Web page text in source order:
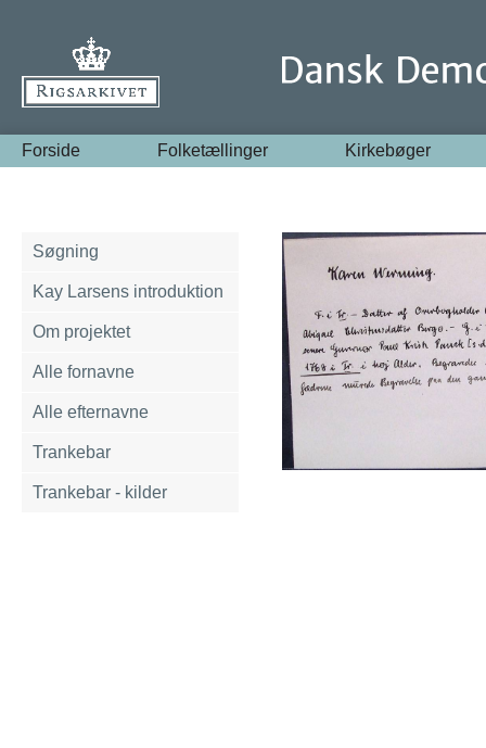
Forside Folketællinger Kirkebøger
Søgning
Kay Larsens introduktion
Om projektet
Alle fornavne
Alle efternavne
Trankebar
Trankebar - kilder